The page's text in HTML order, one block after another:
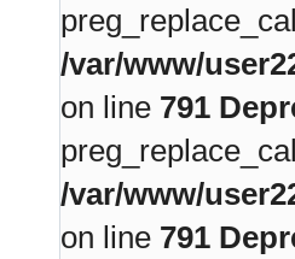
/var/www/
on line 791
/var/www/
on line 791